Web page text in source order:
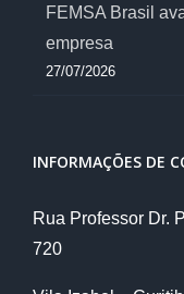
FEMSA Brasil
empresa
27/07/2026
INFORMAÇÕES DE
Rua Professor Dr.
720